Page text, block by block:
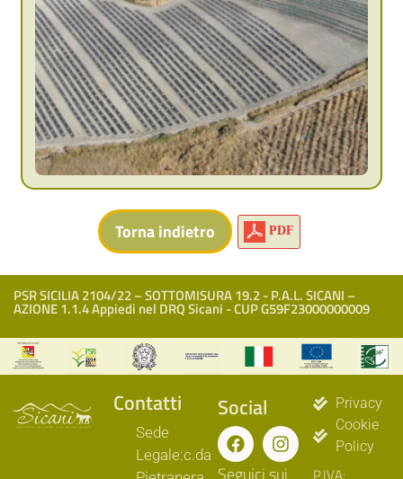
PDF
PSR SICILIA 2104/22 – SOTTOMISURA 19.2 - P.A.L. SICANI –
AZIONE 1.1.4 Appiedi nel DRQ Sicani - CUP G59F23000000009
Contatti
Sede
Legale:c.da
Social
Privacy
Cookie
Policy